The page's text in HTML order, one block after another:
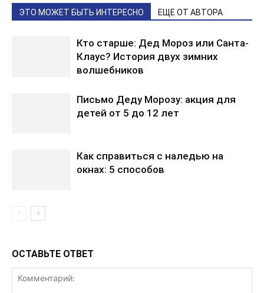
ЭТО МОЖЕТ БЫТЬ ИНТЕРЕСНО ЕЩЕ ОТ АВТОРА
Кто старше: Дед Мороз или Санта-
Клаус? История двух зимних
волшебников
Письмо Деду Морозу: акция для
детей от 5 до 12 лет
Как справиться с наледью на
окнах: 5 способов
ОСТАВЬТЕ ОТВЕТ